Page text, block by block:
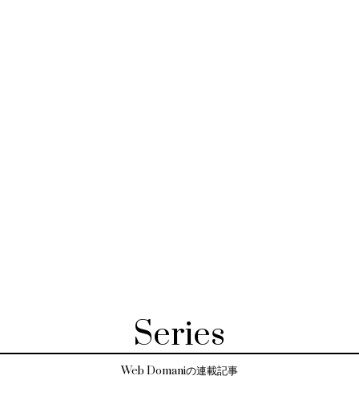
Series
Web Domaniの連載記事